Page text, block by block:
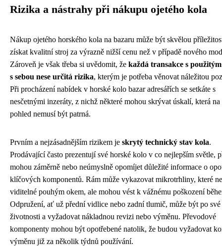
Rizika a nástrahy při nákupu ojetého kola
Nákup ojetého horského kola na bazaru může být skvělou
získat kvalitní stroj za výrazně nižší cenu než v případě nového
Zároveň je však třeba si uvědomit, že každá transakce s
s sebou nese určitá rizika, kterým je potřeba věnovat náležitou
Při procházení nabídek v horské kolo bazar adresářích se setkáte s
nesčetnými inzeráty, z nichž některé mohou skrývat úskalí, která
pohled nemusí být patrná.
Prvním a nejzásadnějším rizikem je skrytý technický stav kola.
Prodávající často prezentují své horské kolo v co nejlepším světle,
mohou záměrně nebo neúmyslně opomíjet důležité informace o
klíčových komponentů. Rám může vykazovat mikrotrhliny, které
viditelné pouhým okem, ale mohou vést k vážnému poškození
Odpružení, ať už přední vidlice nebo zadní tlumič, může být po své
životnosti a vyžadovat nákladnou revizi nebo výměnu. Převodové
komponenty mohou být opotřebené natolik, že budou vyžadovat
výměnu již za několik týdnů používání.